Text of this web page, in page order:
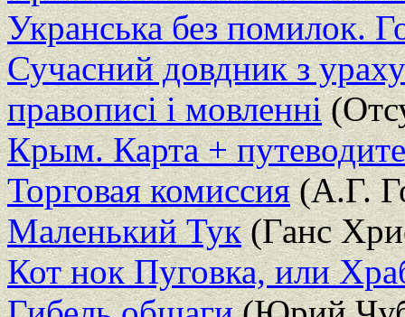
Укранська без помилок.
Сучасний довдник з
правописi i мовленнi
Крым. Карта +
Торговая комиссия(А.Г.
Маленький Тук(Ганс
Кот нок Пуговка, или